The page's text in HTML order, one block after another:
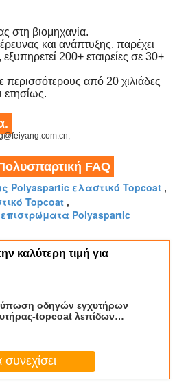
στη βιομηχανία.
και ανάπτυξης, παρέχει
200+ εταιρείες σε 30+
περισσότερους από 20 χιλιάδες
ετησίως.
FAQ
Polyaspartic ελαστικό Topcoat ,
Topcoat ,
Polyaspartic
καλύτερη τιμή για
οδηγών εγχυτήρων
topcoat λεπίδων